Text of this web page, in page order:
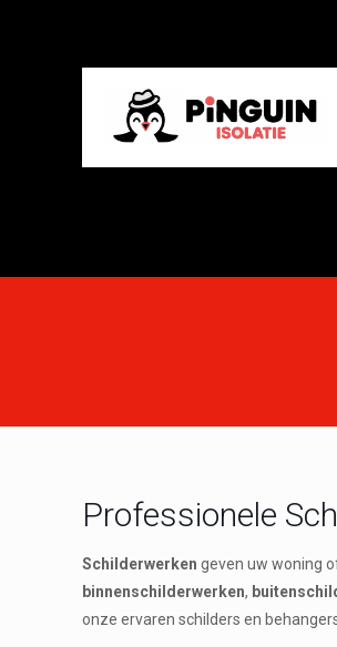
Professionele
Schilderwerken geven uw woning
binnenschilderwerken,
onze ervaren schilders en